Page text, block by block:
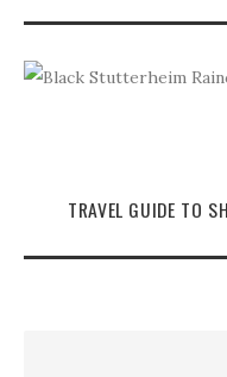
TRAVEL GUIDE TO